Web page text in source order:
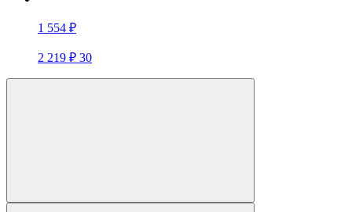
1 554 ₽
2 219 ₽ 30